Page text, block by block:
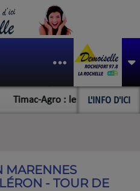
L'INFO D'ICI
Timac-Agro : le Collectif de
MARENNES
- TOUR DE